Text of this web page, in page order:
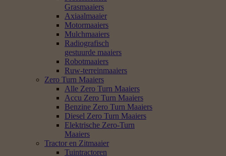
Grasmaaiers
Axiaalmaaier
Motormaaiers
Mulchmaaiers
Radiografisch
gestuurde maaiers
Robotmaaiers
Ruw-terreinmaaiers
Zero Turn Maaiers
Alle Zero Turn Maaiers
Accu Zero Turn Maaiers
Benzine Zero Turn Maaiers
Diesel Zero Turn Maaiers
Elektrische Zero-Turn
Maaiers
Tractor en Zitmaaier
Tuintractoren